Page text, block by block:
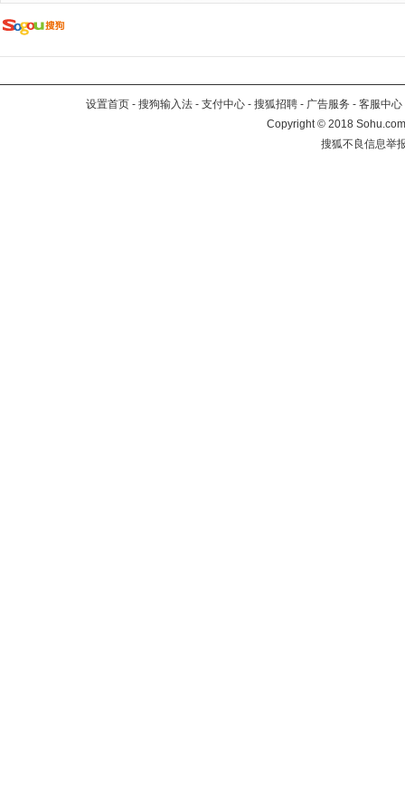
设置首页 - 搜狗输入法 - 支付中心 - 搜狐招聘 - 广告服务 - 客服中心
Copyright©2018
搜狐不良信息举